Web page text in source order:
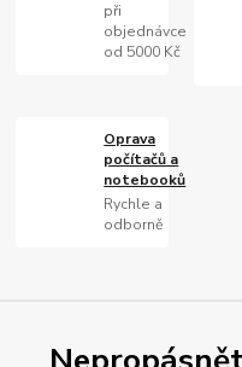
při
objednávce
od 5000 Kč
Oprava
počítačů a
notebooků
Rychle a
odborně